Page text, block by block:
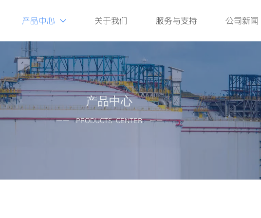
产品中心  关于我们 服务与支持 公司新闻
产品中心
—— PRODUCTS CENTER ——